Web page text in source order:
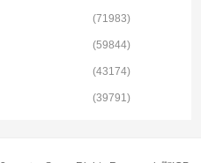
(71983)
(59844)
(43174)
(39791)